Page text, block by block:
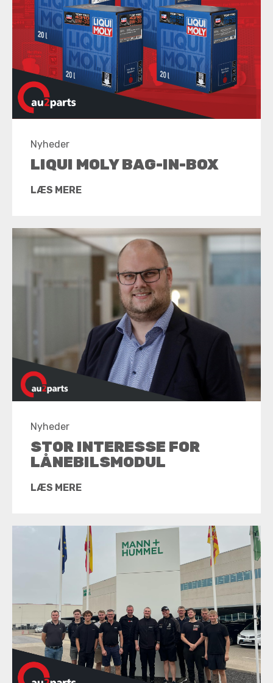
Nyheder
LIQUI MOLY BAG-IN-BOX
LÆS MERE
Nyheder
STOR INTERESSE FOR
LÅNEBILSMODUL
LÆS MERE